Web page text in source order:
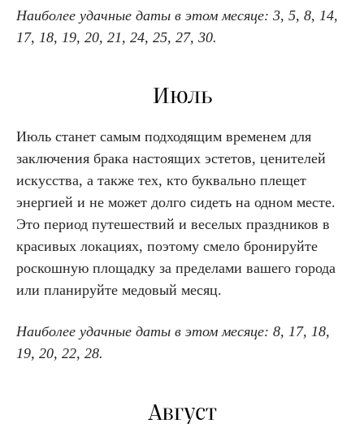
Наиболее удачные даты в этом месяце: 3, 5, 8, 14,
17, 18, 19, 20, 21, 24, 25, 27, 30.
Июль
Июль станет самым подходящим временем для
заключения брака настоящих эстетов, ценителей
искусства, а также тех, кто буквально плещет
энергией и не может долго сидеть на одном месте.
Это период путешествий и веселых праздников в
красивых локациях, поэтому смело бронируйте
роскошную площадку за пределами вашего города
или планируйте медовый месяц.
Наиболее удачные даты в этом месяце: 8, 17, 18,
19, 20, 22, 28.
Август